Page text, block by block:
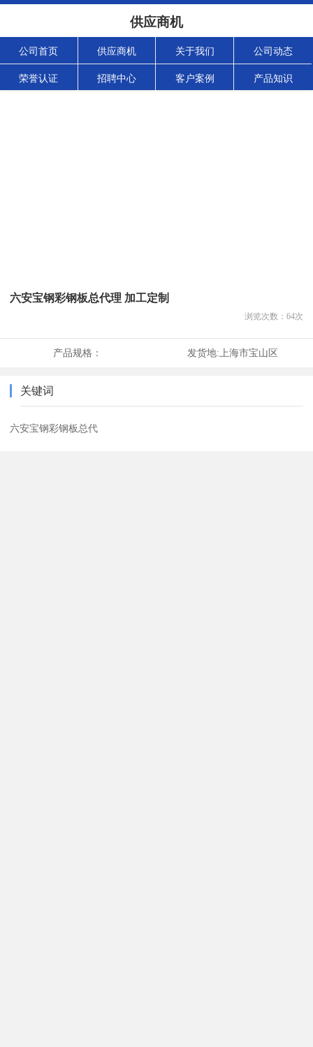
供应商机
公司首页 供应商机 关于我们 公司动态
荣誉认证 招聘中心 客户案例 产品知识
六安宝钢彩钢板总代理 加工定制
浏览次数： 64次
产品规格： 发货地: 上海市宝山区
关键词
六安宝钢彩钢板总代